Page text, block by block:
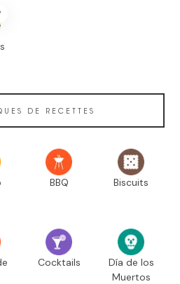
DE RECETTES
BBQ Biscuits
Cocktails
Día de los
Muertos